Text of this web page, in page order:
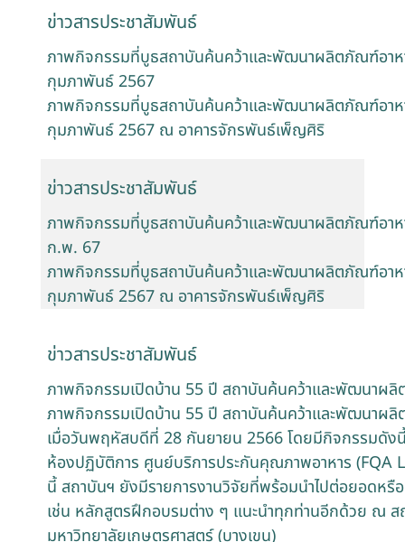
ข่าวสารประชาสัมพันธ์
ภาพกิจกรรมที่บูธสถาบันค้นคว้าและพัฒนาผลิตภัณฑ์อาห
กุมภาพันธ์ 2567
ภาพกิจกรรมที่บูธสถาบันค้นคว้าและพัฒนาผลิตภัณฑ์อาห
กุมภาพันธ์ 2567 ณ อาคารจักรพันธ์เพ็ญศิริ
ข่าวสารประชาสัมพันธ์
ภาพกิจกรรมที่บูธสถาบันค้นคว้าและพัฒนาผลิตภัณฑ์อาห
ก.พ. 67
ภาพกิจกรรมที่บูธสถาบันค้นคว้าและพัฒนาผลิตภัณฑ์อาห
กุมภาพันธ์ 2567 ณ อาคารจักรพันธ์เพ็ญศิริ
ข่าวสารประชาสัมพันธ์
ภาพกิจกรรมเปิดบ้าน 55 ปี สถาบันค้นคว้าและพัฒนาผ
ภาพกิจกรรมเปิดบ้าน 55 ปี สถาบันค้นคว้าและพัฒนาผ
เมื่อวันพฤหัสบดีที่ 28 กันยายน 2566 โดยมีกิจกรรมดัง
ห้องปฏิบัติการ ศูนย์บริการประกันคุณภาพอาหาร (FQA
นี้ สถาบันฯ ยังมีรายการงานวิจัยที่พร้อมนำไปต่อยอดหรื
เช่น หลักสูตรฝึกอบรมต่าง ๆ แนะนำทุกท่านอีกด้วย ณ
มหาวิทยาลัยเกษตรศาสตร์ (บางเขน)